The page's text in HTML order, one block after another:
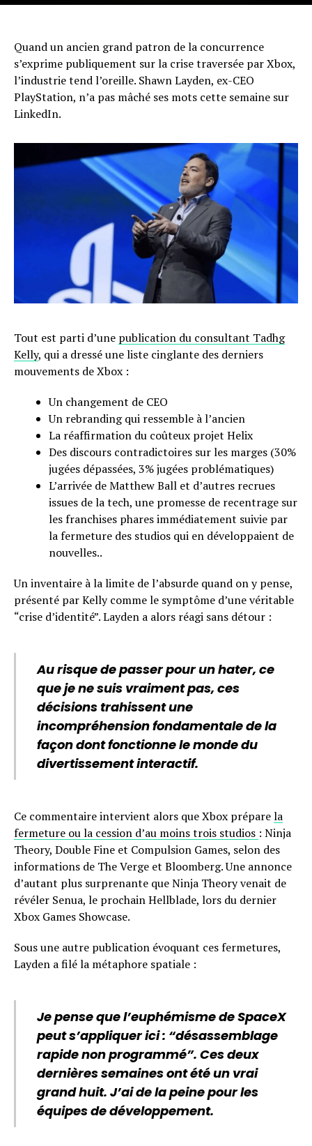
Quand un ancien grand patron de la concurrence
s’exprime publiquement sur la crise traversée par Xbox,
l’industrie tend l’oreille. Shawn Layden, ex-CEO
PlayStation, n’a pas mâché ses mots cette semaine sur
LinkedIn.
Tout est parti d’une publication du consultant Tadhg
Kelly, qui a dressé une liste cinglante des derniers
mouvements de Xbox :
Un changement de CEO
Un rebranding qui ressemble à l’ancien
La réaffirmation du coûteux projet Helix
Des discours contradictoires sur les marges (30%
jugées dépassées, 3% jugées problématiques)
L’arrivée de Matthew Ball et d’autres recrues
issues de la tech, une promesse de recentrage sur
les franchises phares immédiatement suivie par
la fermeture des studios qui en développaient de
nouvelles..
Un inventaire à la limite de l’absurde quand on y pense,
présenté par Kelly comme le symptôme d’une véritable
“crise d’identité”. Layden a alors réagi sans détour :
Au risque de passer pour un hater, ce
que je ne suis vraiment pas, ces
décisions trahissent une
incompréhension fondamentale de la
façon dont fonctionne le monde du
divertissement interactif.
Ce commentaire intervient alors que Xbox préparela
fermeture ou la cession d’au moins trois studios : Ninja
Theory, Double Fine et Compulsion Games, selon des
informations de The Verge et Bloomberg. Une annonce
d’autant plus surprenante que Ninja Theory venait de
révéler Senua, le prochain Hellblade, lors du dernier
Xbox Games Showcase.
Sous une autre publication évoquant ces fermetures,
Layden a filé la métaphore spatiale :
Je pense que l’euphémisme de SpaceX
peut s’appliquer ici : “désassemblage
rapide non programmé”. Ces deux
dernières semaines ont été un vrai
grand huit. J’ai de la peine pour les
équipes de développement.